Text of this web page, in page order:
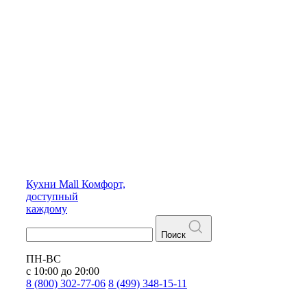
Кухни Mall Комфорт,
доступный
каждому
Поиск
ПН-ВС
с 10:00 до 20:00
8 (800) 302-77-06 8 (499) 348-15-11